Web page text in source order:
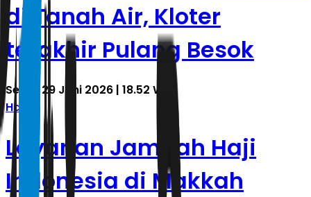
di Tanah Air, Kloter
terakhir Pulang Besok
Senin, 29 Juni 2026 | 18.52 WIB
Haji
Layanan Jamaah Haji
Indonesia di Makkah